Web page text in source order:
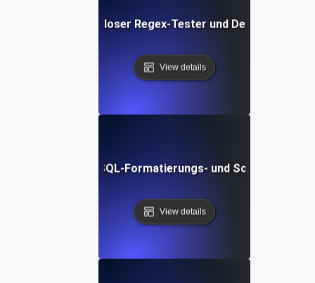
Kostenloser Regex-Tester und Debugger
View details
Kostenloses SQL-Formatierungs- und Schönheits-
View details